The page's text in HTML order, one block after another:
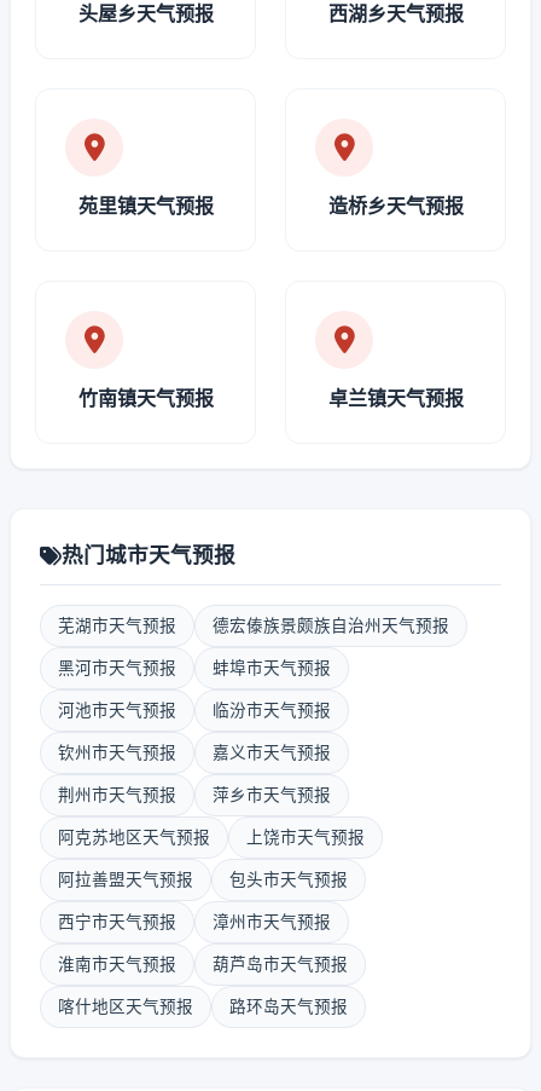
头屋乡天气预报 西湖乡天气预报
苑里镇天气预报 造桥乡天气预报
竹南镇天气预报 卓兰镇天气预报
热门城市天气预报
芜湖市天气预报 德宏傣族景颇族自治州天气预报
黑河市天气预报 蚌埠市天气预报
河池市天气预报 临汾市天气预报
钦州市天气预报 嘉义市天气预报
荆州市天气预报 萍乡市天气预报
阿克苏地区天气预报 上饶市天气预报
阿拉善盟天气预报 包头市天气预报
西宁市天气预报 漳州市天气预报
淮南市天气预报 葫芦岛市天气预报
喀什地区天气预报 路环岛天气预报